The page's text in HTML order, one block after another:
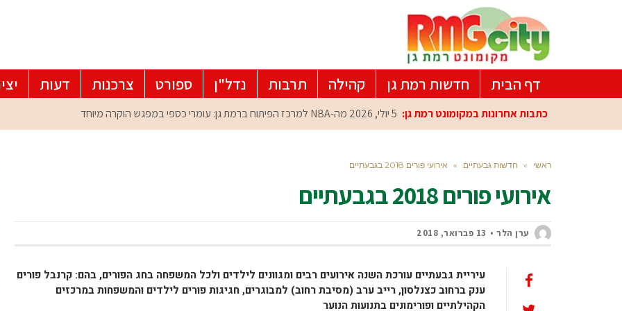
דף הבית חדשות רמת גן קהילה תרבות נדל"ן ספורט צרכנות דעות
כתבות אחרונות במקומונט רמת גן: 5 יולי, 2026 מה-NBA למרכז הפיתוח ברמת גן: עומרי כספי במפגש הוקרה מיוחד
ראשי » חדשות גבעתיים » אירועי פורים 2018 בגבעתיים
אירועי פורים 2018 בגבעתיים
ערן הלר 13 פברואר, 2018
עיריית גבעתיים עורכת השנה אירועים רבים ומגוונים לילדים ולכל המשפחה בחג הפורים, בהם: קרנבל פורים
ענק ברחוב כצנלסון, רייב ערב (מסיבת רחוב) למבוגרים, חגיגות פורים לילדים והמשפחות במרכזים
הקהילתיים ופורימונים בתנועות הנוער